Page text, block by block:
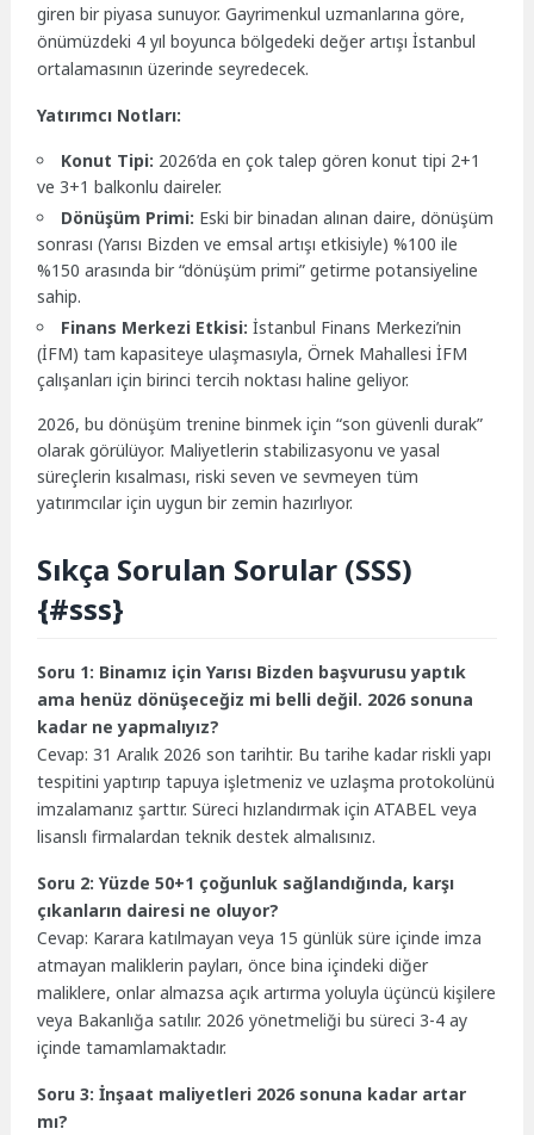
giren bir piyasa sunuyor. Gayrimenkul uzmanlarına göre,
önümüzdeki 4 yıl boyunca bölgedeki değer artışı İstanbul
ortalamasının üzerinde seyredecek.
Yatırımcı Notları:
Konut Tipi: 2026’da en çok talep gören konut tipi 2+1
ve 3+1 balkonlu daireler.
Dönüşüm Primi: Eski bir binadan alınan daire, dönüşüm
sonrası (Yarısı Bizden ve emsal artışı etkisiyle) %100 ile
%150 arasında bir “dönüşüm primi” getirme potansiyeline
sahip.
Finans Merkezi Etkisi: İstanbul Finans Merkezi’nin
(İFM) tam kapasiteye ulaşmasıyla, Örnek Mahallesi İFM
çalışanları için birinci tercih noktası haline geliyor.
2026, bu dönüşüm trenine binmek için “son güvenli durak”
olarak görülüyor. Maliyetlerin stabilizasyonu ve yasal
süreçlerin kısalması, riski seven ve sevmeyen tüm
yatırımcılar için uygun bir zemin hazırlıyor.
Sıkça Sorulan Sorular (SSS)
{#sss}
Soru 1: Binamız için Yarısı Bizden başvurusu yaptık
ama henüz dönüşeceğiz mi belli değil. 2026 sonuna
kadar ne yapmalıyız?
Cevap: 31 Aralık 2026 son tarihtir. Bu tarihe kadar riskli yapı
tespitini yaptırıp tapuya işletmeniz ve uzlaşma protokolünü
imzalamanız şarttır. Süreci hızlandırmak için ATABEL veya
lisanslı firmalardan teknik destek almalısınız.
Soru 2: Yüzde 50+1 çoğunluk sağlandığında, karşı
çıkanların dairesi ne oluyor?
Cevap: Karara katılmayan veya 15 günlük süre içinde imza
atmayan maliklerin payları, önce bina içindeki diğer
maliklere, onlar almazsa açık artırma yoluyla üçüncü kişilere
veya Bakanlığa satılır. 2026 yönetmeliği bu süreci 3-4 ay
içinde tamamlamaktadır.
Soru 3: İnşaat maliyetleri 2026 sonuna kadar artar
mı?